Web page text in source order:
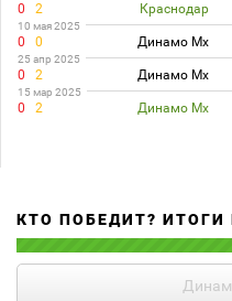
0 2 Краснодар
10 мая 2025
0 0 Динамо Мх
25 апр 2025
0 2 Динамо Мх
15 мар 2025
0 2 Динамо Мх
КТО ПОБЕДИТ?